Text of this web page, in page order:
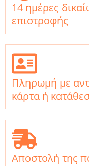
14 ημέρες
επιστροφής
Πληρωμή με
κάρτα ή
Αποστολή της